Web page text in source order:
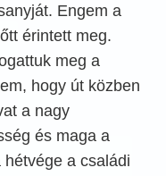
Engem a
érintett meg.
meg a
hogy út közben
a nagy
és maga a
a családi